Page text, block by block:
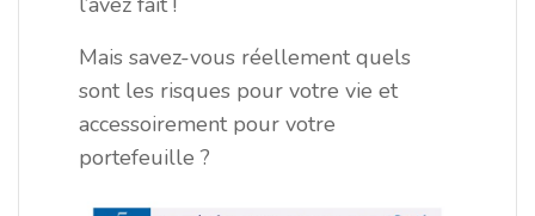
Mais savez-vous réellement quels
sont les risques pour votre vie et
accessoirement pour votre
portefeuille ?